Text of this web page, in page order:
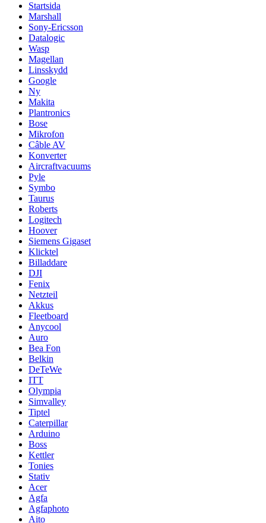
Startsida
Marshall
Sony-Ericsson
Datalogic
Wasp
Magellan
Linsskydd
Google
Ny
Makita
Plantronics
Bose
Mikrofon
Câble AV
Konverter
Aircraftvacuums
Pyle
Symbo
Taurus
Roberts
Logitech
Hoover
Siemens Gigaset
Klicktel
Billaddare
DJI
Fenix
Netzteil
Akkus
Fleetboard
Anycool
Auro
Bea Fon
Belkin
DeTeWe
ITT
Olympia
Simvalley
Tiptel
Caterpillar
Arduino
Boss
Kettler
Tonies
Stativ
Acer
Agfa
Agfaphoto
Aito